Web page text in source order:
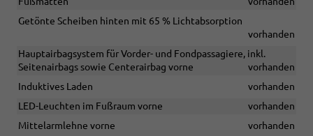
Getönte Scheiben hinten mit 65 % Lichtabsorption
vorhanden
Hauptairbagsystem für Vorder- und Fondpassagiere, inkl.
Seitenairbags sowie Centerairbag vorne
vorhanden
Induktives Laden
vorhanden
LED-Leuchten im Fußraum vorne
vorhanden
Mittelarmlehne vorne
vorhanden